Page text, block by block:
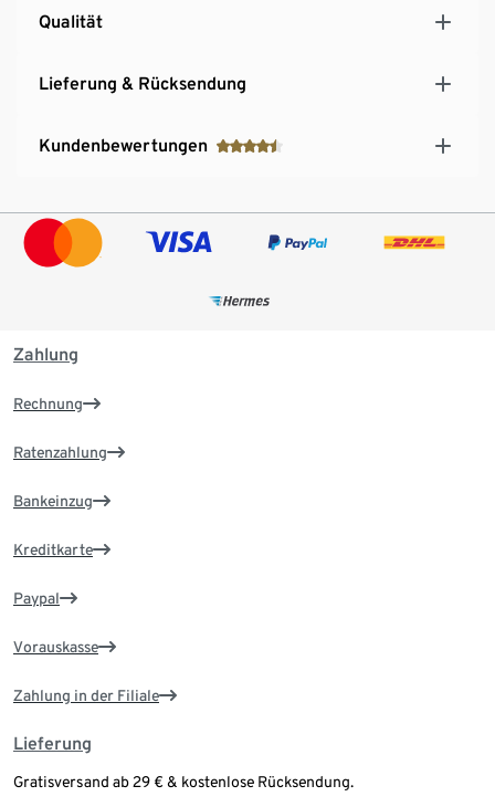
Qualität
Lieferung & Rücksendung
Kundenbewertungen
Zahlung
Rechnung
Ratenzahlung
Bankeinzug
Kreditkarte
Paypal
Vorauskasse
Zahlung in der Filiale
Lieferung
Gratisversand ab 29 € & kostenlose Rücksendung.